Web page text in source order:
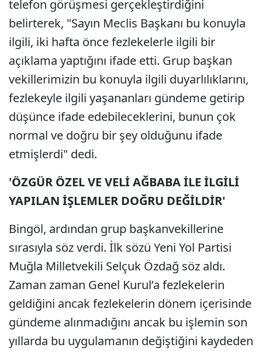
telefon görüşmesi gerçekleştirdiğini
belirterek, "Sayın Meclis Başkanı bu konuyla
ilgili, iki hafta önce fezlekelerle ilgili bir
açıklama yaptığını ifade etti. Grup başkan
vekillerimizin bu konuyla ilgili duyarlılıklarını,
fezlekeyle ilgili yaşananları gündeme getirip
düşünce ifade edebileceklerini, bunun çok
normal ve doğru bir şey olduğunu ifade
etmişlerdi" dedi.
'ÖZGÜR ÖZEL VE VELİ AĞBABA İLE İLGİLİ
YAPILAN İŞLEMLER DOĞRU DEĞİLDİR'
Bingöl, ardından grup başkanvekillerine
sırasıyla söz verdi. İlk sözü Yeni Yol Partisi
Muğla Milletvekili Selçuk Özdağ söz aldı.
Zaman zaman Genel Kurul’a fezlekelerin
geldiğini ancak fezlekelerin dönem içerisinde
gündeme alınmadığını ancak bu işlemin son
yıllarda bu uygulamanın değiştiğini kaydeden